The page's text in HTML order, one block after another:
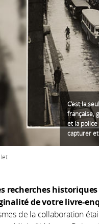
C'est la
française,
et la
capturer
recherches
de votre livre-
de la collaboration